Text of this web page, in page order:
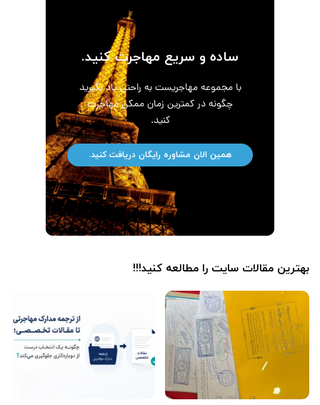
ساده و سریع مهاجرت کنید.
با مجموعه مهاجریست به راحتی یاد بگیرید
چگونه در کمترین زمان ممکن مهاجرت
کنید.
همین الان مشاوره رایگان دریافت کنید.
بهترین مقالات سایت را مطالعه کنید!!!